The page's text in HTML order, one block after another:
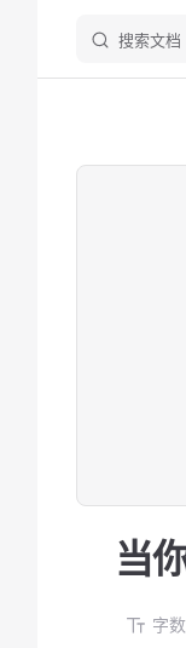
搜索文档
当
字数